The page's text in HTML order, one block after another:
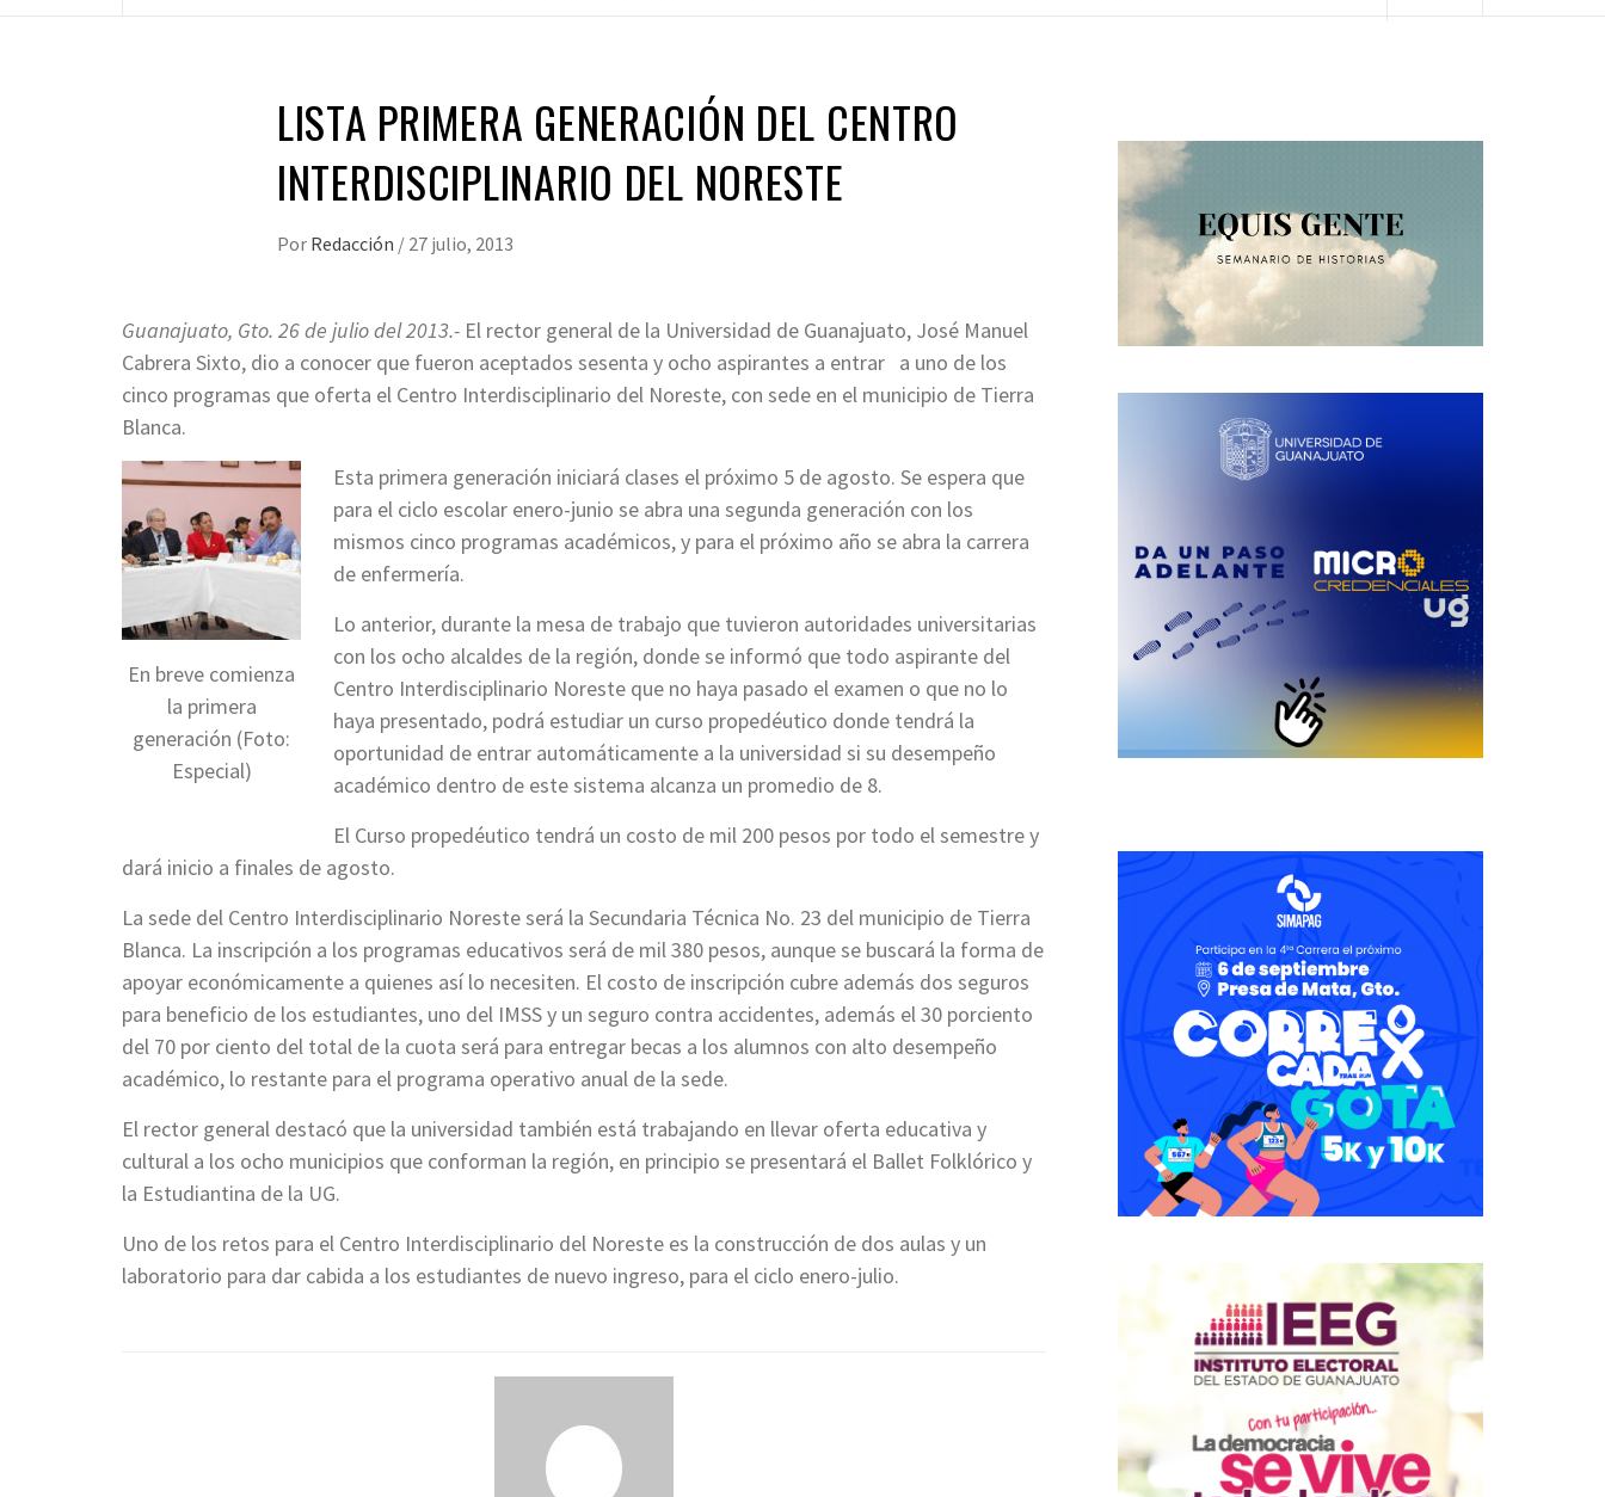
LISTA PRIMERA GENERACIÓN DEL CENTRO
INTERDISCIPLINARIO DEL NORESTE
Por Redacción / 27 julio, 2013
Guanajuato, Gto. 26 de julio del 2013.- El rector general de la Universidad de Guanajuato, José Manuel
Cabrera Sixto, dio a conocer que fueron aceptados sesenta y ocho aspirantes a entrar a uno de los
cinco programas que oferta el Centro Interdisciplinario del Noreste, con sede en el municipio de Tierra
Blanca.
En breve comienza
la primera
generación (Foto:
Especial)
Esta primera generación iniciará clases el próximo 5 de agosto. Se espera que
para el ciclo escolar enero-junio se abra una segunda generación con los
mismos cinco programas académicos, y para el próximo año se abra la carrera
de enfermería.
Lo anterior, durante la mesa de trabajo que tuvieron autoridades universitarias
con los ocho alcaldes de la región, donde se informó que todo aspirante del
Centro Interdisciplinario Noreste que no haya pasado el examen o que no lo
haya presentado, podrá estudiar un curso propedéutico donde tendrá la
oportunidad de entrar automáticamente a la universidad si su desempeño
académico dentro de este sistema alcanza un promedio de 8.
El Curso propedéutico tendrá un costo de mil 200 pesos por todo el semestre y
dará inicio a finales de agosto.
La sede del Centro Interdisciplinario Noreste será la Secundaria Técnica No. 23 del municipio de Tierra
Blanca. La inscripción a los programas educativos será de mil 380 pesos, aunque se buscará la forma de
apoyar económicamente a quienes así lo necesiten. El costo de inscripción cubre además dos seguros
para beneficio de los estudiantes, uno del IMSS y un seguro contra accidentes, además el 30 porciento
del 70 por ciento del total de la cuota será para entregar becas a los alumnos con alto desempeño
académico, lo restante para el programa operativo anual de la sede.
El rector general destacó que la universidad también está trabajando en llevar oferta educativa y
cultural a los ocho municipios que conforman la región, en principio se presentará el Ballet Folklórico y
la Estudiantina de la UG.
Uno de los retos para el Centro Interdisciplinario del Noreste es la construcción de dos aulas y un
laboratorio para dar cabida a los estudiantes de nuevo ingreso, para el ciclo enero-julio.